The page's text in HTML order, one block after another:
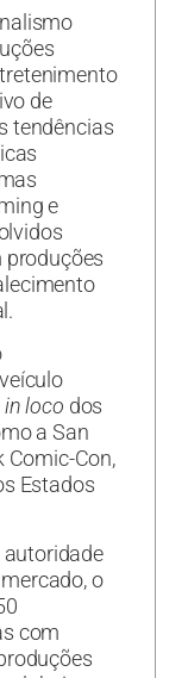
de
tendências
e
in loco dos
a San
Comic-Con,
Estados
autoridade
o
com